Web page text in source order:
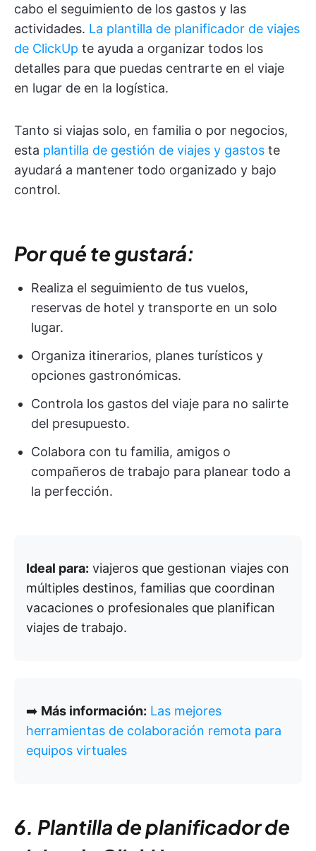
cabo el seguimiento de los gastos y las
actividades. La plantilla de planificador de viajes
de ClickUp te ayuda a organizar todos los
detalles para que puedas centrarte en el viaje
en lugar de en la logística.
Tanto si viajas solo, en familia o por negocios,
esta plantilla de gestión de viajes y gastos te
ayudará a mantener todo organizado y bajo
control.
Por qué te gustará:
Realiza el seguimiento de tus vuelos,
reservas de hotel y transporte en un solo
lugar.
Organiza itinerarios, planes turísticos y
opciones gastronómicas.
Controla los gastos del viaje para no salirte
del presupuesto.
Colabora con tu familia, amigos o
compañeros de trabajo para planear todo a
la perfección.
Ideal para: viajeros que gestionan viajes con
múltiples destinos, familias que coordinan
vacaciones o profesionales que planifican
viajes de trabajo.
➡️ Más información: Las mejores
herramientas de colaboración remota para
equipos virtuales
6. Plantilla de planificador de